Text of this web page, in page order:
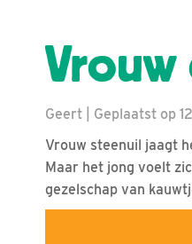
Geert | Geplaatst op
Vrouw steenuil jaagt
Maar het jong voelt
gezelschap van